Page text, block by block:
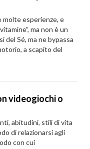
esperienze, e
ma non è un
del Sé, ma ne bypassa
a scapito del
videogiochi o
abitudini, stili di vita
di relazionarsi agli
con cui